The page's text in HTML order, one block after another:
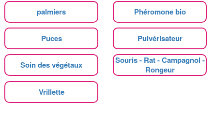
palmiers Phéromone bio
Puces Pulvérisateur
Soin des végétaux
Souris - Rat - Campagnol -
Rongeur
Vrillette